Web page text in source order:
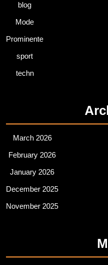
blog
Mode
Prominente
sport
techn
March 2026
February 2026
January 2026
December 2025
November 2025